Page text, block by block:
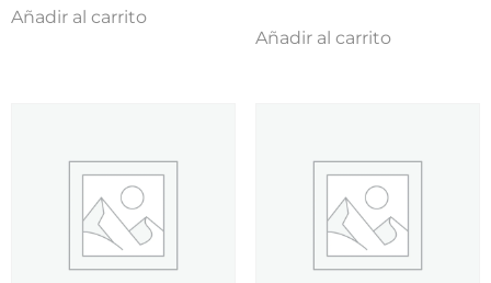
Añadir al carrito
Añadir al carrito